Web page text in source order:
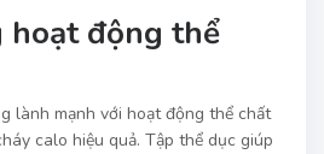
hoạt động thể
lành mạnh với hoạt động thể chất
calo hiệu quả. Tập thể dục giúp